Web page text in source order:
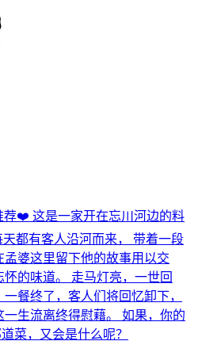
❤️ 这是一家开在忘川河边的料
都有客人沿河而来， 带着一段
婆这里留下他的故事用以交
的味道。 走马灯亮，一世回
餐终了，客人们将回忆卸下，
生流离终得慰藉。 如果，你的
菜，又会是什么呢？